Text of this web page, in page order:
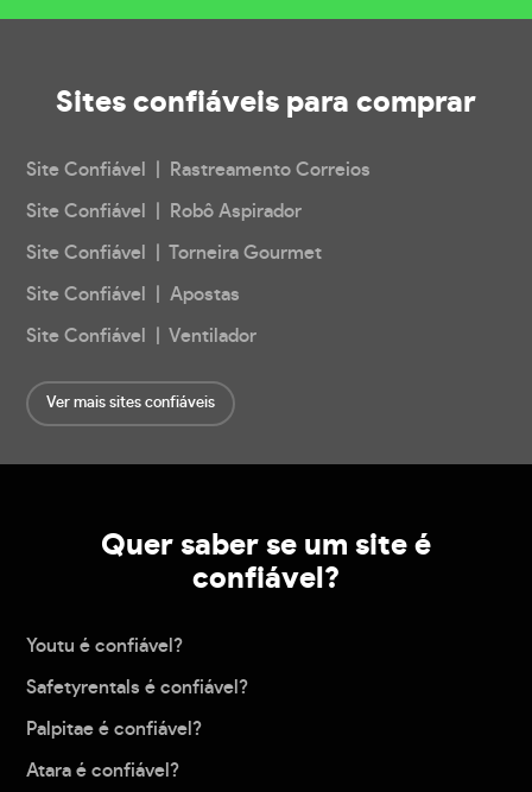
Sites confiáveis para comprar
Site Confiável | Rastreamento Correios
Site Confiável | Robô Aspirador
Site Confiável | Torneira Gourmet
Site Confiável | Apostas
Site Confiável | Ventilador
Ver mais sites confiáveis
Quer saber se um site é
confiável?
Youtu é confiável?
Safetyrentals é confiável?
Palpitae é confiável?
Atara é confiável?